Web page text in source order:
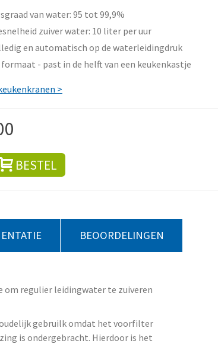
van water: 95 tot 99,9%
zuiver water: 10 liter per uur
en automatisch op de waterleidingdruk
- past in de helft van een keukenkastje
>
BESTEL
BEOORDELINGEN
om regulier leidingwater te zuiveren
gebruilk omdat het voorfilter
is ondergebracht. Hierdoor is het